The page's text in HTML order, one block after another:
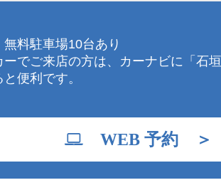
無料駐車場10台あり
ーでご来店の方は、カーナビに「石
便利です。
WEB 予約 ＞